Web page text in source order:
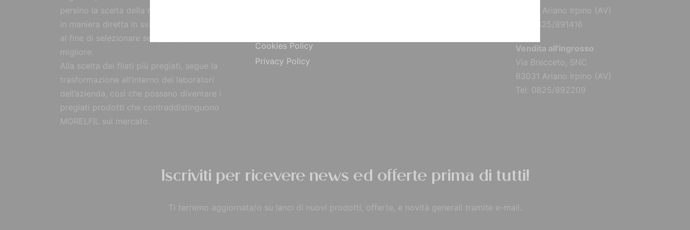
persino la scelta della materia prima, reperita
in maniera diretta in svariate parti del mondo
al fine di selezionare sempre il prodotto
migliore.
Alla scelta dei filati più pregiati, segue la
trasformazione all’interno dei laboratori
dell’azienda, così che possano diventare i
pregiati prodotti che contraddistinguono
MORELFIL sul mercato.
Cookies Policy
Privacy Policy
83031 Ariano Irpino (AV)
Tel: 0825/891416
Vendita all'ingrosso
Via Brecceto, SNC
83031 Ariano Irpino (AV)
Tel: 0825/892209
Iscriviti per ricevere news ed offerte prima di tutti!
Ti terremo aggiornata/o su lanci di nuovi prodotti, offerte, e novità generali tramite e-mail.